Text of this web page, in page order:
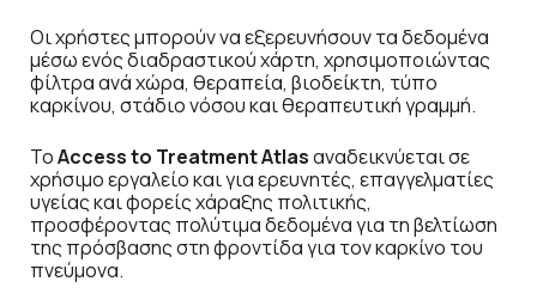
Οι χρήστες μπορούν να εξερευνήσουν τα δεδομένα
μέσω ενός διαδραστικού χάρτη, χρησιμοποιώντας
φίλτρα ανά χώρα, θεραπεία, βιοδείκτη, τύπο
καρκίνου, στάδιο νόσου και θεραπευτική γραμμή.
ΤοAccessto TreatmentAtlasαναδεικνύεται σε
χρήσιμο εργαλείο και για ερευνητές, επαγγελματίες
υγείας και φορείς χάραξης πολιτικής,
προσφέροντας πολύτιμα δεδομένα για τη βελτίωση
της πρόσβασης στη φροντίδα για τον καρκίνο του
πνεύμονα.